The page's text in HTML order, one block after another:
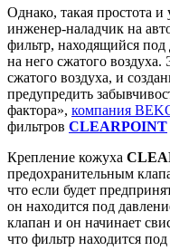
Однако, такая простота
инженер-наладчик на
фильтр, находящийся под
на него сжатого
сжатого воздуха, и
предупредить
фактора», компания
фильтров CLEARPOINT
Крепление кожуха
предохранительным
что если будет
он находится под
клапан и он начинает
что фильтр находится